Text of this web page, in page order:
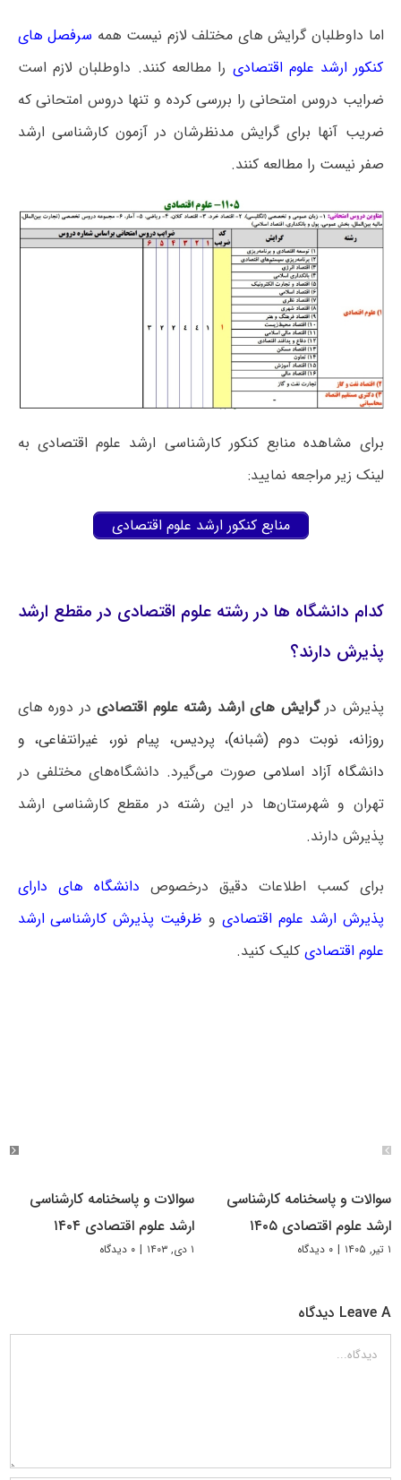
اما داوطلبان گرایش های مختلف لازم نیست همه سرفصل های
کنکور ارشد علوم اقتصادی را مطالعه کنند. داوطلبان لازم است
ضرایب دروس امتحانی را بررسی کرده و تنها دروس امتحانی که
ضریب آنها برای گرایش مدنظرشان در آزمون کارشناسی ارشد
صفر نیست را مطالعه کنند.
برای مشاهده منابع کنکور کارشناسی ارشد علوم اقتصادی به
لینک زیر مراجعه نمایید:
منابع کنکور ارشد علوم اقتصادی
کدام دانشگاه ها در رشته علوم اقتصادی در مقطع ارشد
پذیرش دارند؟
پذیرش درگرایش های ارشد رشته علوم اقتصادی در دوره های
روزانه، نوبت دوم (شبانه)، پردیس، پیام نور، غیرانتفاعی، و
دانشگاه آزاد اسلامی صورت می‌گیرد. دانشگاه‌های مختلفی در
تهران و شهرستان‌ها در این رشته در مقطع کارشناسی ارشد
پذیرش دارند.
برای کسب اطلاعات دقیق درخصوص دانشگاه های دارای
پذیرش ارشد علوم اقتصادی و ظرفیت پذیرش کارشناسی ارشد
علوم اقتصادی کلیک کنید.
سوالات و پاسخنامه کارشناسی
ارشد علوم اقتصادی ۱۴۰۵
۱ تیر, ۱۴۰۵ | ۰ دیدگاه
سوالات و پاسخنامه کارشناسی
ارشد علوم اقتصادی ۱۴۰۴
۱ دی, ۱۴۰۳ | ۰ دیدگاه
Leave A دیدگاه
دیدگاه